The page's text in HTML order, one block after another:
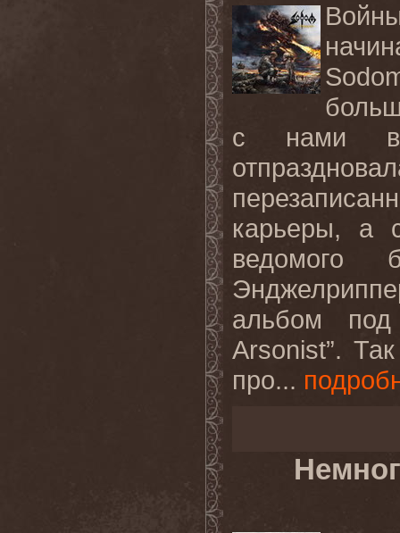
с нами
карьеры, а
ведомого
альбом
Arsonist”.
про...